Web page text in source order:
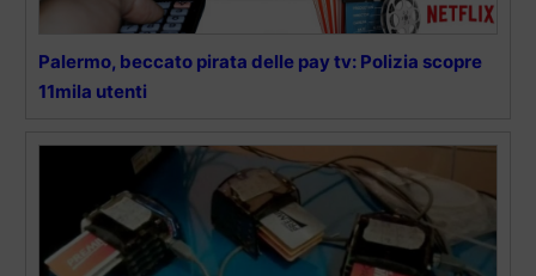
Palermo, beccato pirata delle pay tv: Polizia scopre
11mila utenti